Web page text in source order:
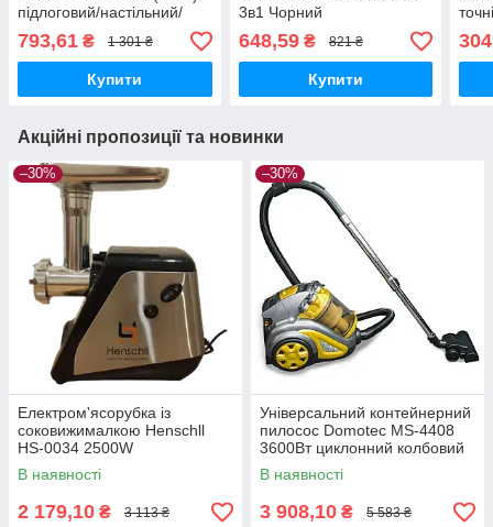
підлоговий/настільний/
підвісний, 50 см
793,61 ₴ 1 301 ₴
Купити
3в1 Чорний
648,59₴ 821 ₴
Купити
Акційні пропозиції та новинки
–30%
Електром'ясорубка із
соковижималкою Henschll
HS-0034 2500W
В наявності
2 179,10 ₴ 3 113 ₴
–30%
Універсальний контейнерний
пилосос Domotec MS-4408
3600Вт циклонний колбовий
без мішка для будинку
жовтий
В наявності
3 908,10 ₴ 5 583 ₴